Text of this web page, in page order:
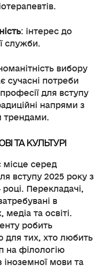
: інтерес до
служби.
вибору
сучасні потреби
для вступу
напрями з
трендами.
ТА КУЛЬТУРІ
місце серед
вступу 2025 року з
Перекладачі,
в
та освіті.
робить
для тих, хто любить
на філологію
іноземної мови та